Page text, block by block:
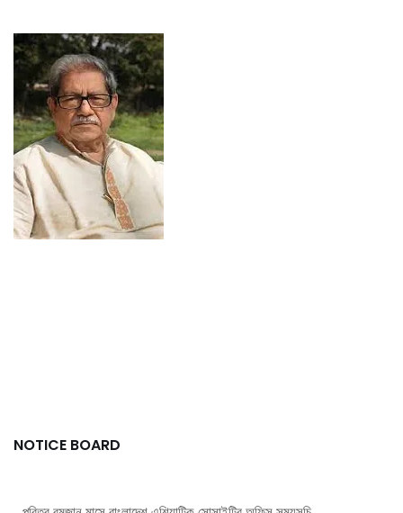
NOTICE BOARD
পবিত্র রমজান মাসে বাংলাদেশ এশিয়াটিক সোসাইটির অফিস সময়সূচি